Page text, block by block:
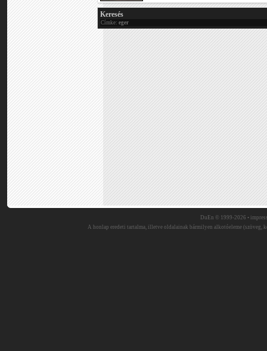
Keresés
Címke: eger
DuEn © 1999-2026 •
A honlap eredeti tartalma, illetve oldalainak bármilyen alkotóeleme (szöveg,